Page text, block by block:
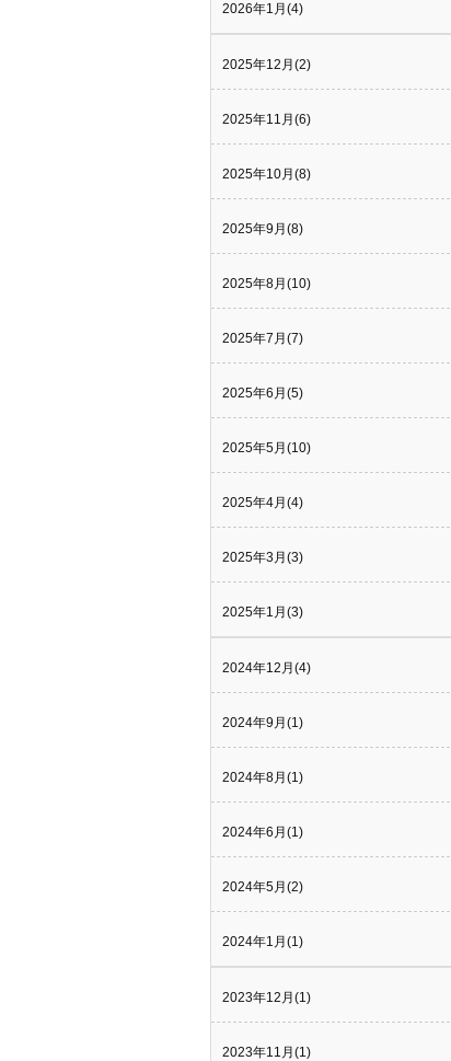
2026年1月(4)
2025年12月(2)
2025年11月(6)
2025年10月(8)
2025年9月(8)
2025年8月(10)
2025年7月(7)
2025年6月(5)
2025年5月(10)
2025年4月(4)
2025年3月(3)
2025年1月(3)
2024年12月(4)
2024年9月(1)
2024年8月(1)
2024年6月(1)
2024年5月(2)
2024年1月(1)
2023年12月(1)
2023年11月(1)